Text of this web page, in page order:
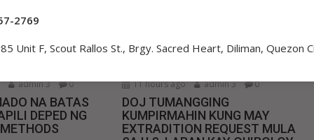
admin 3 0
NA BATAS
DEPED NG
11 hours ago admin 3 0
DOJ TUMANGGING
KUMPIRMAHIN KUNG MAY
EXTRADITION REQUEST MULA
2769
Unit F, Scout Rallos St., Brgy. Sacred Heart, Diliman, Quezon